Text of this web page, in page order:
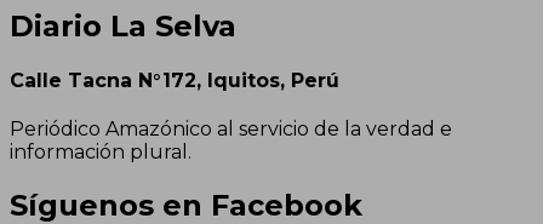
Diario La Selva
Calle Tacna N°172, Iquitos, Perú
Periódico Amazónico al servicio de la verdad e
información plural.
Síguenos en Facebook